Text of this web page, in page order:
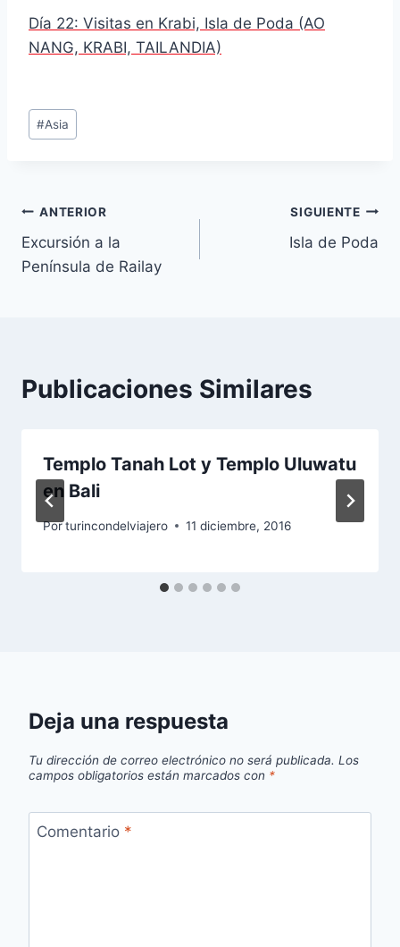
Día 22: Visitas en Krabi, Isla de Poda (AO
NANG, KRABI, TAILANDIA)
Etiquetas
de
#Asia
Navegación
de
ANTERIOR
Excursión a la
Península de Railay
SIGUIENTE
Isla de Poda
Publicaciones Similares
Templo Tanah Lot y Templo Uluwatu
en Bali
Porturincondelviajero 11 diciembre, 2016
Deja una respuesta
Tu dirección de correo electrónico no será publicada. Los
campos obligatorios están marcados con *
Comentario *